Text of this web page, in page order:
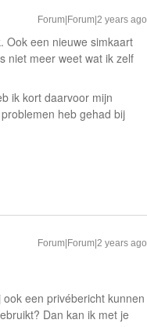
Forum|Forum|2 years ago
Ook een nieuwe simkaart
niet meer weet wat ik zelf
ik kort daarvoor mijn
heb gehad bij
Forum|Forum|2 years ago
een privébericht kunnen
Dan kan ik met je